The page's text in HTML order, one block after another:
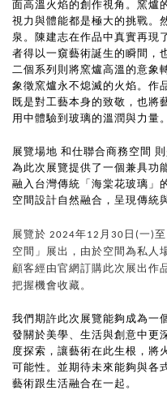
面高溫火焰的創作視角。窯爐
視力與體能都是極大的挑戰。
泉。陳建志在作品中真實再現
者得以一窺藝術誕生的瞬間，
二個系列則將窯爐高溫的意象
象徵窯爐永不熄滅的火焰。作
既是對工藝本身的致敬，也將
用中體驗到玻璃的溫潤與力量。
展覽場地 和仕聯合商務空間
為此次展覽提供了一個兼具功
融入台灣傳統「海棠花玻璃」
空間設計自然融合，呈現傳統
展覽於 2024年12月30日(一)
空間」展出，由於空間為私人
顧客經由官網訂購此次展出作
把握機會收藏。
我們期許此次展覽能夠成為一
發關於美學、生活與創意中更
度探索，讓藝術在此生根，將
可能性。並期待未來能夠與各
藝術跟生活融合在一起。